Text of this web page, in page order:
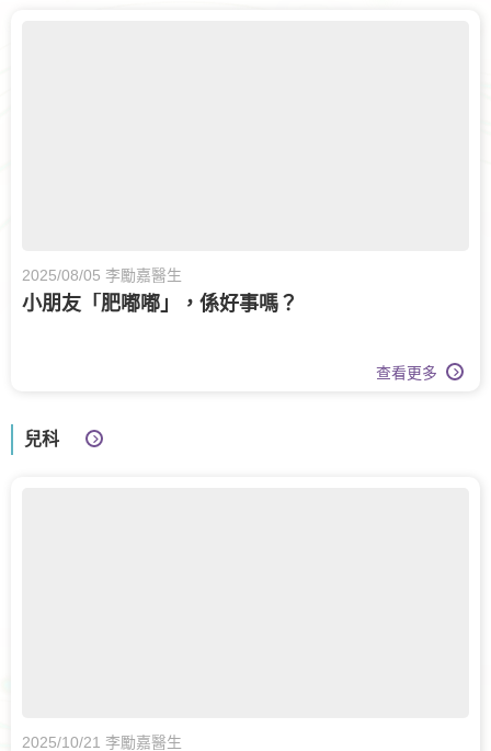
2025/08/05 李勵嘉醫生
小朋友「肥嘟嘟」，係好事嗎？
查看更多
兒科
2025/10/21 李勵嘉醫生